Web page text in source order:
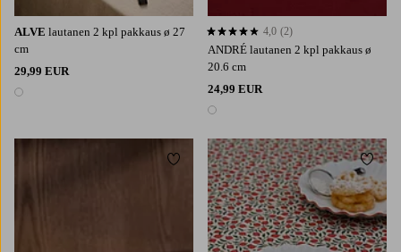
ALVE lautanen 2 kpl pakkaus ø 27
cm
29,99 EUR
1 väri
ANDRÉ lautanen 2 kpl pakkaus ø
20.6 cm
24,99 EUR
1 väri
4,0 perustuen 2 arvosanaan
4,0 (2)
Lisää suosikkeihin Lisää